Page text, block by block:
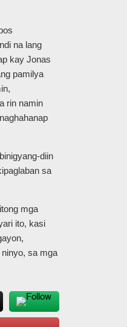
na lang
kay Jonas
pamilya
rin namin
diin
sa
mga
ito, kasi
sa mga